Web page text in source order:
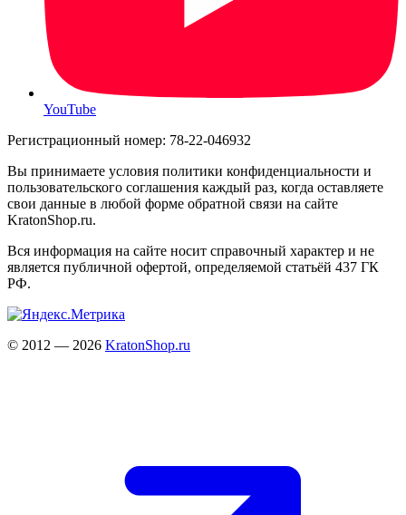
YouTube
Регистрационный номер: 78-22-046932
Вы принимаете условия политики конфиденциальности и
пользовательского соглашения каждый раз, когда оставляете
свои данные в любой форме обратной связи на сайте
KratonShop.ru.
Вся информация на сайте носит справочный характер и не
является публичной офертой, определяемой статьёй 437 ГК
РФ.
© 2012 — 2026 KratonShop.ru